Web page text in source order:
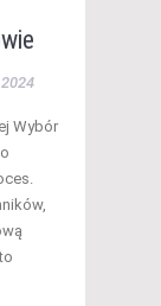
Wybór